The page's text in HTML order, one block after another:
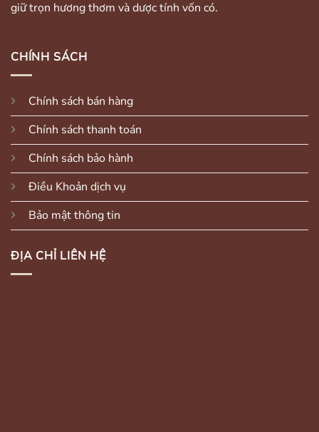
giữ trọn hương thơm và dược tính vốn có.
CHÍNH SÁCH
Chính sách bán hàng
Chính sách thanh toán
Chính sách bảo hành
Điều Khoản dịch vụ
Bảo mật thông tin
ĐỊA CHỈ LIÊN HỆ